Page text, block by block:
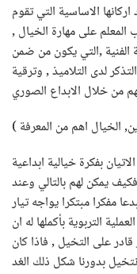
الاساسية التي تقوم
على مهارة الخيال ,
الفنية ,التي يكون من ضمن
لدى التلاميذ , وترقية
الخيال اهم من المعرفة )
بفكرة خيالية ابداعية
يمكن لهم بالتالي وعند
مفكرا مبتكرا يواجه تيار
التربوية بأكملها له ان
على التخيل , فاذا كان